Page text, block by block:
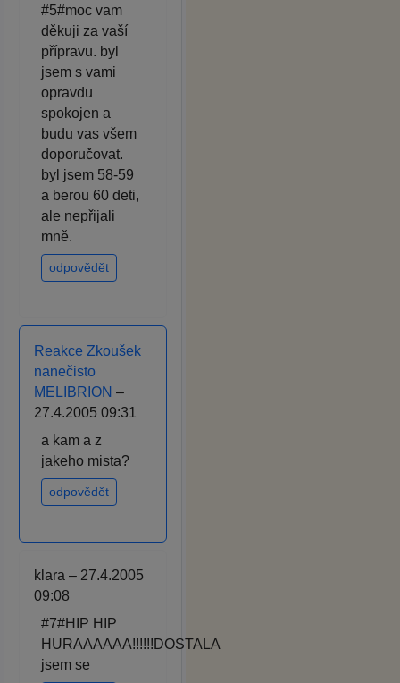
#5#moc vam
děkuji za vaší
přípravu. byl
jsem s vami
opravdu
spokojen a
budu vas všem
doporučovat.
byl jsem 58-59
a berou 60 deti,
ale nepřijali
mně.
odpovědět
Reakce Zkoušek
nanečisto
MELIBRION –
27.4.2005 09:31
a kam a z
jakeho mista?
odpovědět
klara – 27.4.2005
09:08
#7#HIP HIP
HURAAAAAA!!!!!!DOSTALA
jsem se